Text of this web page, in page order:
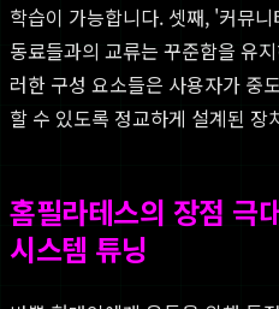
학습이 가능합니다. 셋째, '커뮤
동료들과의 교류는 꾸준함을 유
러한 구성 요소들은 사용자가 중
할 수 있도록 정교하게 설계된 장
홈필라테스의 장점 극
시스템 튜닝